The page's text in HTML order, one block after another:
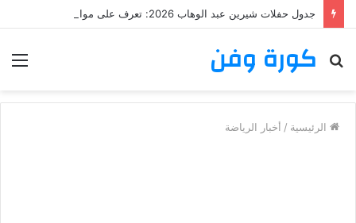
كورة وفن
بحث
الرئيسية / أخبار الرياضة